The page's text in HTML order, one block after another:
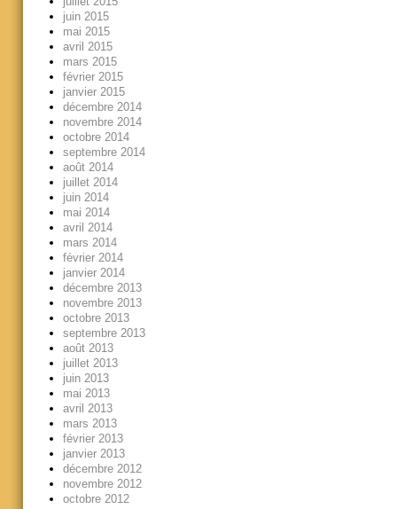
juin 2015
mai 2015
avril 2015
mars 2015
février 2015
janvier 2015
décembre 2014
novembre 2014
octobre 2014
septembre 2014
août 2014
juillet 2014
juin 2014
mai 2014
avril 2014
mars 2014
février 2014
janvier 2014
décembre 2013
novembre 2013
octobre 2013
septembre 2013
août 2013
juillet 2013
juin 2013
mai 2013
avril 2013
mars 2013
février 2013
janvier 2013
décembre 2012
novembre 2012
octobre 2012